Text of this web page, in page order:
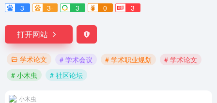
3
3- 3 0 3
打开网站
学术论文 # 学术会议 # 学术职业规划
# 学术论文
# 小木虫
# 社区论坛
小木虫